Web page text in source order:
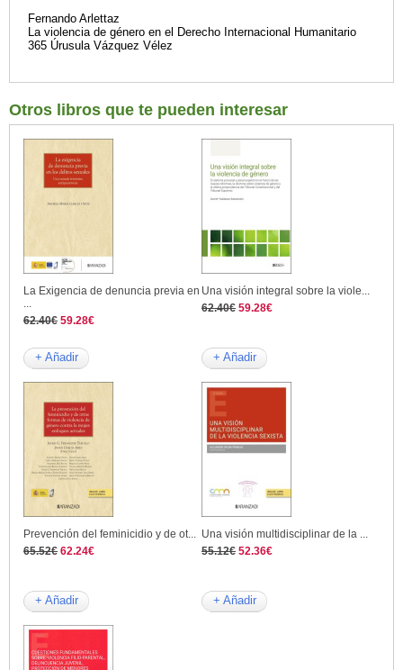
Fernando Arlettaz
La violencia de género en el Derecho Internacional Humanitario
365 Úrusula Vázquez Vélez
Otros libros que te pueden interesar
La Exigencia de denuncia previa en
...
62.40€ 59.28€
+ Añadir
Una visión integral sobre la viole...
62.40€ 59.28€
+ Añadir
Prevención del feminicidio y de ot...
65.52€ 62.24€
+ Añadir
Una visión multidisciplinar de la ...
55.12€ 52.36€
+ Añadir